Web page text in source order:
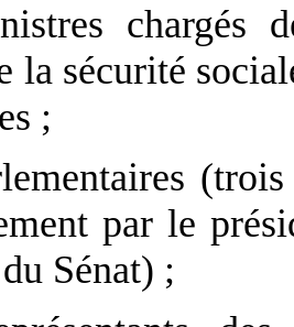
chargés
la sécurité
;
par le
Sénat) ;